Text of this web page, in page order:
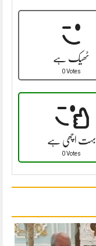
ٹھیک ہے
0 Votes
بہت اچھی ہے
0 Votes